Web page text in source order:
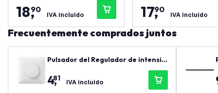
18,
90
IVA incluido 17,
90
IVA incluido
Frecuentemente comprados juntos
Pulsador del Regulador de intensid
4,
81 IVA incluido